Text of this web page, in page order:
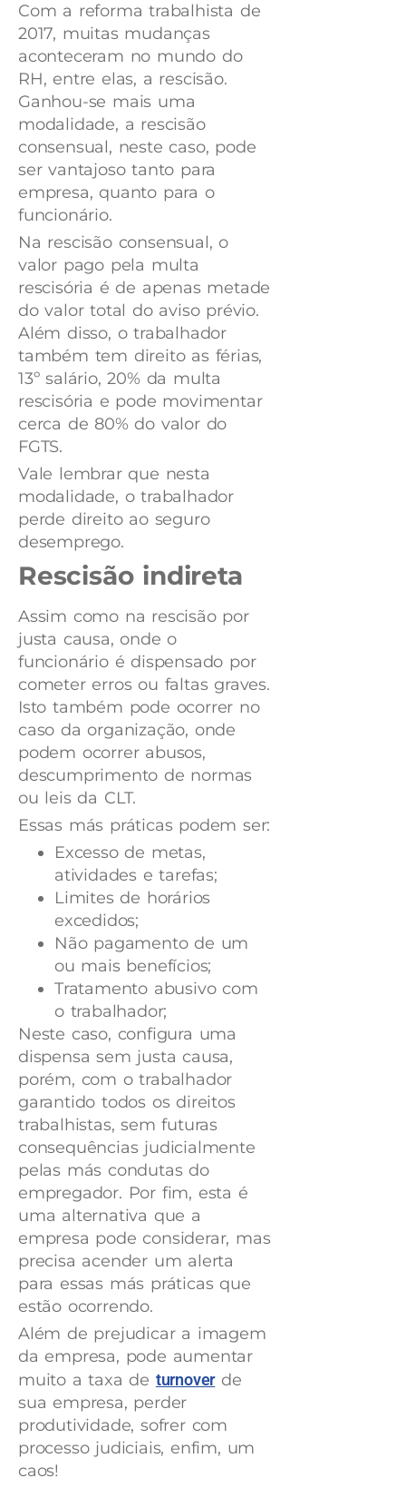
Com a reforma trabalhista de
2017, muitas mudanças
aconteceram no mundo do
RH, entre elas, a rescisão.
Ganhou-se mais uma
modalidade, a rescisão
consensual, neste caso, pode
ser vantajoso tanto para
empresa, quanto para o
funcionário.
Na rescisão consensual, o
valor pago pela multa
rescisória é de apenas metade
do valor total do aviso prévio.
Além disso, o trabalhador
também tem direito as férias,
13º salário, 20% da multa
rescisória e pode movimentar
cerca de 80% do valor do
FGTS.
Vale lembrar que nesta
modalidade, o trabalhador
perde direito ao seguro
desemprego.
Rescisão indireta
Assim como na rescisão por
justa causa, onde o
funcionário é dispensado por
cometer erros ou faltas graves.
Isto também pode ocorrer no
caso da organização, onde
podem ocorrer abusos,
descumprimento de normas
ou leis da CLT.
Essas más práticas podem ser:
Excesso de metas,
atividades e tarefas;
Limites de horários
excedidos;
Não pagamento de um
ou mais benefícios;
Tratamento abusivo com
o trabalhador;
Neste caso, configura uma
dispensa sem justa causa,
porém, com o trabalhador
garantido todos os direitos
trabalhistas, sem futuras
consequências judicialmente
pelas más condutas do
empregador. Por fim, esta é
uma alternativa que a
empresa pode considerar, mas
precisa acender um alerta
para essas más práticas que
estão ocorrendo.
Além de prejudicar a imagem
da empresa, pode aumentar
muito a taxa de turnoverde
sua empresa, perder
produtividade, sofrer com
processo judiciais, enfim, um
caos!